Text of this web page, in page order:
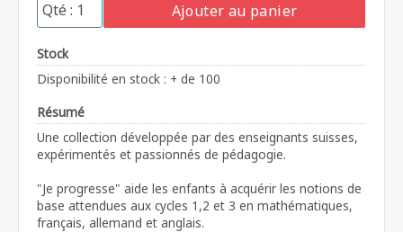
Ajouter au panier
Stock
Disponibilité en stock : + de 100
Résumé
Une collection développée par des enseignants suisses,
expérimentés et passionnés de pédagogie.
"Je progresse" aide les enfants à acquérir les notions de
base attendues aux cycles 1,2 et 3 en mathématiques,
français, allemand et anglais.